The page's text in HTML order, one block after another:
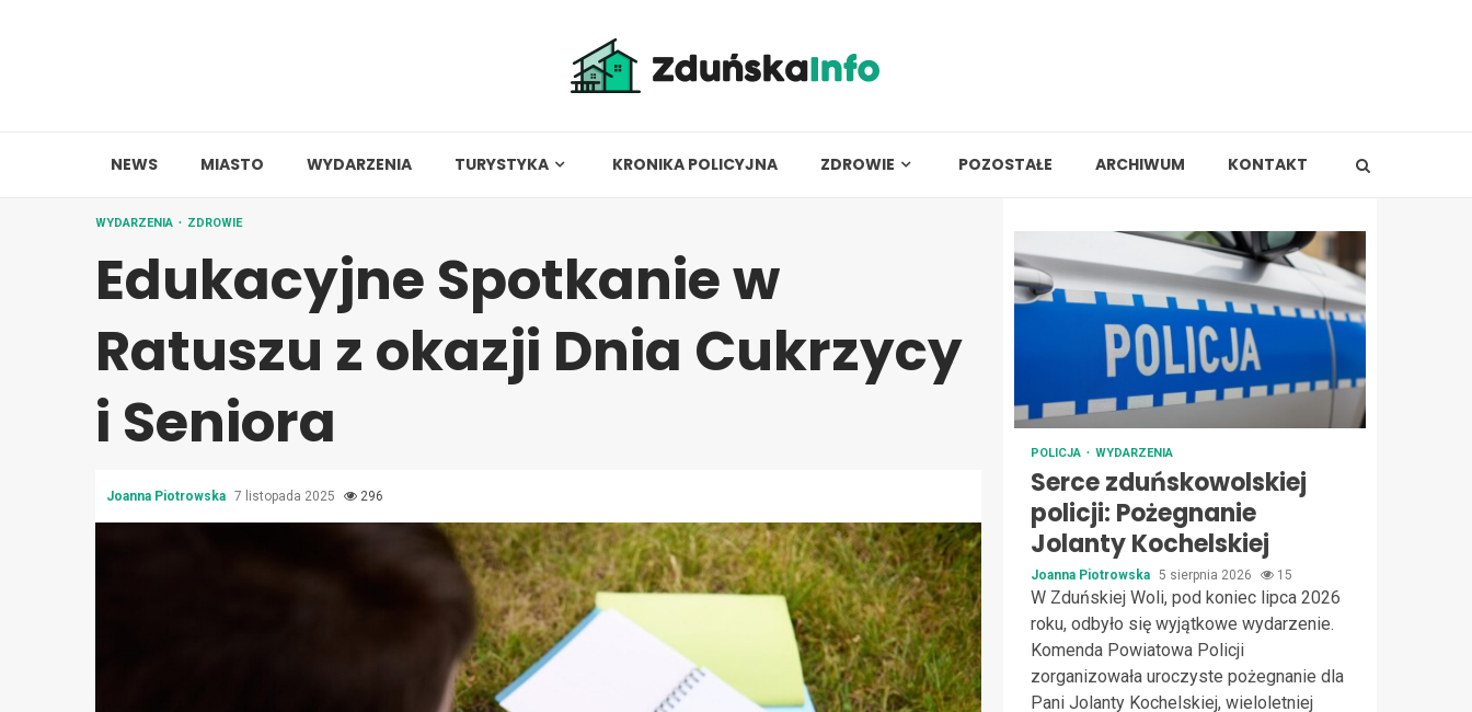
NEWS MIASTO WYDARZENIA TURYSTYKA KRONIKA POLICYJNA ZDROWIE POZOSTAŁE ARCHIWUM KONTAKT
WYDARZENIA ZDROWIE
Edukacyjne Spotkanie w
Ratuszu z okazji Dnia Cukrzycy
i Seniora
Joanna Piotrowska 7 listopada 2025 296
POLICJA WYDARZENIA
Serce zduńskowolskiej
policji: Pożegnanie
Jolanty Kochelskiej
Joanna Piotrowska 5 sierpnia 2026 15
W Zduńskiej Woli, pod koniec lipca 2026
roku, odbyło się wyjątkowe wydarzenie.
Komenda Powiatowa Policji
zorganizowała uroczyste pożegnanie dla
Pani Jolanty Kochelskiej, wieloletniej